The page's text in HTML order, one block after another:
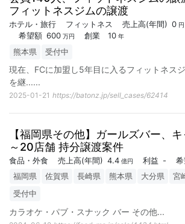
フィットネスジムの譲渡
ホテル・旅行 フィットネス 売上高(年間) 0 円
希望額 600 万円 創業 10 年
熊本県 受付中
現在、FCに加盟し5年目に入るフィットネス
を継......
2025-01-21 https://batonz.jp/sell_cases/62414
【福岡県その他】ガールズバー、
～20店舗 持分譲渡案件
食品・外食 売上高(年間) 4.4 億円 利益 -
福岡県 佐賀県 長崎県 熊本県 大分県 宮
受付中
カラオケ・パブ・スナック バー その他...